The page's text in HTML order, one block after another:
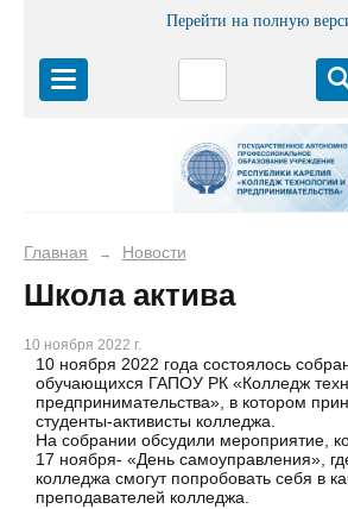
Перейти на полную
Главная → Новости
Школа актива
10 ноября 2022 г.
10 ноября 2022 года состоялось
обучающихся ГАПОУ РК «Колледж
предпринимательства», в котором
студенты-активисты колледжа.
На собрании обсудили мероприятие,
17 ноября- «День самоуправления»,
колледжа смогут попробовать себя в
преподавателей колледжа.